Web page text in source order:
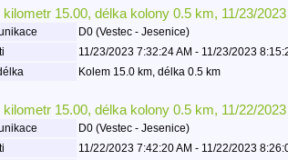
kilometr 15.00, délka kolony 0.5 km, 11/23/2023
D0 (Vestec - Jesenice)
11/23/2023 7:32:24 AM - 11/23/2023
Kolem 15.0 km, délka 0.5 km
kilometr 15.00, délka kolony 0.5 km, 11/22/
D0 (Vestec - Jesenice)
11/22/2023 7:42:20 AM - 11/22/2023